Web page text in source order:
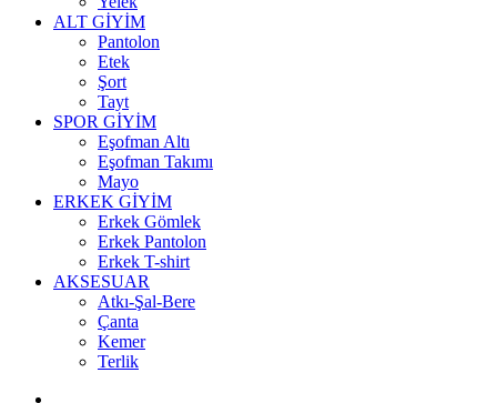
ALT GİYİM
Pantolon
Etek
Şort
Tayt
SPOR GİYİM
Eşofman Altı
Eşofman Takımı
Mayo
ERKEK GİYİM
Erkek Gömlek
Erkek Pantolon
Erkek T-shirt
AKSESUAR
Atkı-Şal-Bere
Çanta
Kemer
Terlik